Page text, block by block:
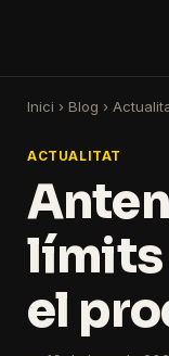
Inici › Blog ›
ACTUALITAT
límits
el